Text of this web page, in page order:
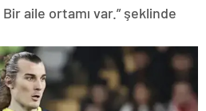
aile ortamı var.” şeklinde